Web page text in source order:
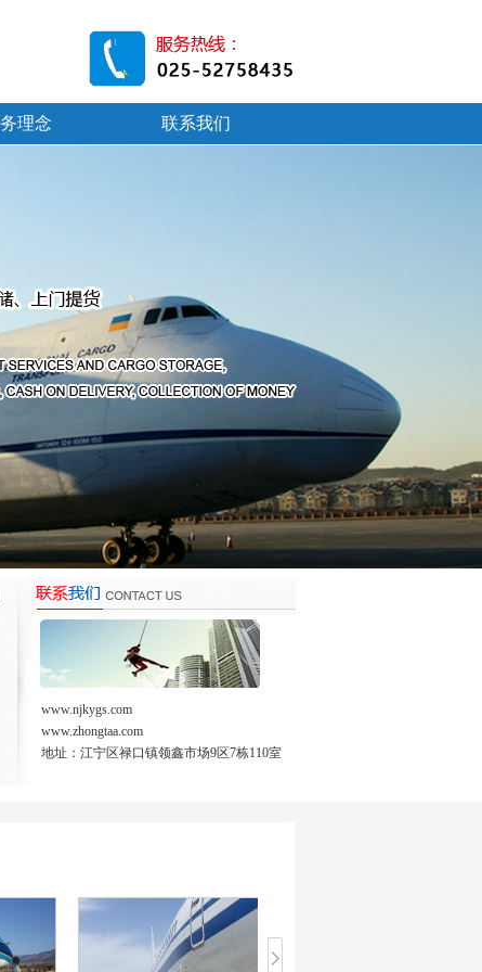
理念 联系我们
www.njkygs.com
www.zhongtaa.com
地址：江宁区禄口镇领鑫市场9区7栋110室